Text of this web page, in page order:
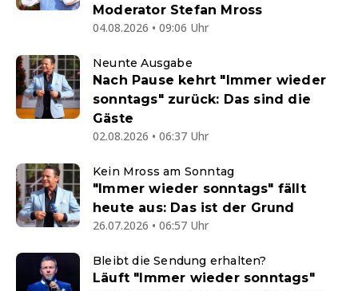
Moderator Stefan Mross
04.08.2026 • 09:06 Uhr
Neunte Ausgabe
Nach Pause kehrt "Immer wieder
sonntags" zurück: Das sind die
Gäste
02.08.2026 • 06:37 Uhr
Kein Mross am Sonntag
"Immer wieder sonntags" fällt
heute aus: Das ist der Grund
26.07.2026 • 06:57 Uhr
Bleibt die Sendung erhalten?
Läuft "Immer wieder sonntags"